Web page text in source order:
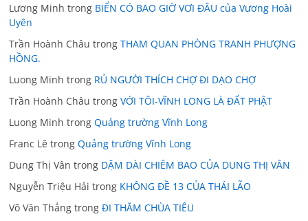
Lương Minh trong BIỂN CÓ BAO GIỜ VƠI ĐÂU của Vương Hoài
Uyên
Trần Hoành Châu trongTHAM QUAN PHÒNG TRANH PHƯỢNG
HỒNG.
Luong Minh trong RỦ NGƯỜI THÍCH CHỢ ĐI DẠO CHỢ
Trần Hoành Châu trongVỚI TÔI-VĨNH LONG LÀ ĐẤT PHẬT
Luong Minh trongQuảng trường Vĩnh Long
Franc Lê trongQuảng trường Vĩnh Long
Dung Thị Vân trong DẶM DÀI CHIÊM BAO CỦA DUNG THỊ VÂN
Nguyễn Triệu Hải trong KHÔNG ĐỀ 13 CỦA THÁI LÃO
Võ Văn Thắng trongĐI THĂM CHÙA TIÊU